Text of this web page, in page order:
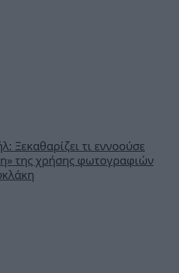
Ξεκαθαρίζει τι εννοούσε
της χρήσης φωτογραφιών